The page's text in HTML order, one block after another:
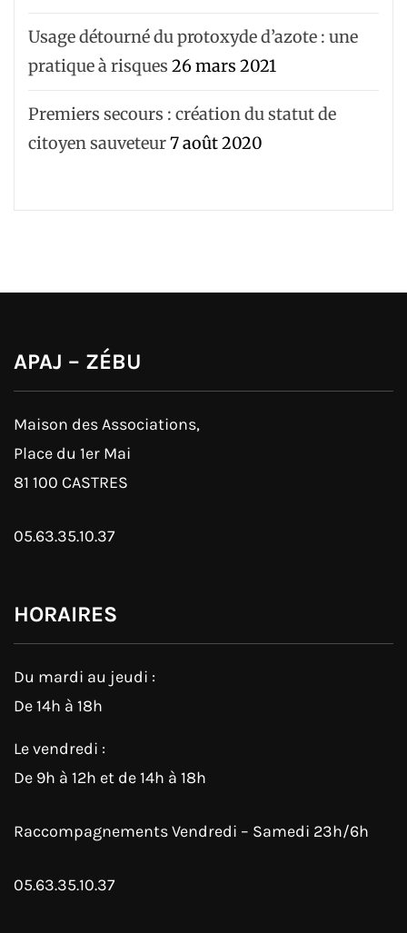
Usage détourné du protoxyde d’azote : une
pratique à risques 26 mars 2021
Premiers secours : création du statut de
citoyen sauveteur7 août 2020
APAJ – ZÉBU
Maison des Associations,
Place du 1er Mai
81 100 CASTRES
05.63.35.10.37
HORAIRES
Du mardi au jeudi :
De 14h à 18h
Le vendredi :
De 9h à 12h et de 14h à 18h
Raccompagnements Vendredi – Samedi 23h/6h
05.63.35.10.37